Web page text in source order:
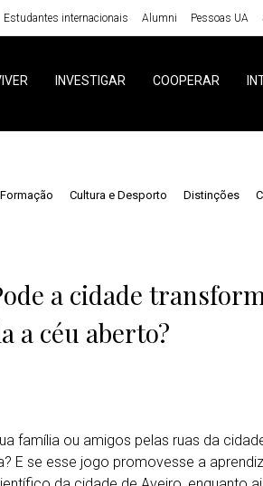
Estudantes internacionais Alumni Pessoas UA
INVESTIGAR COOPERAR
Cultura e Desporto Distinções
a cidade
a céu aberto?
família ou amigos pelas ruas da
E se esse jogo promovesse a